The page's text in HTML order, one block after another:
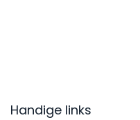
Handige links